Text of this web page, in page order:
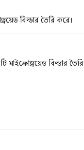
বিল্ডার তৈরি করে।
বিল্ডার তৈরি